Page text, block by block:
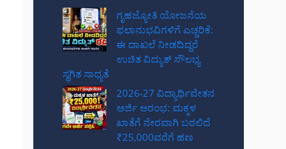
ಗೃಹಜ್ಯೋತಿ ಯೋಜನೆಯ
ಫಲಾನುಭವಿಗಳಿಗೆ ಎಚ್ಚರಿಕೆ:
ಈ ದಾಖಲೆ ನೀಡದಿದ್ದರೆ
ಉಚಿತ ವಿದ್ಯುತ್ ಸೌಲಭ್ಯ
ಸ್ಥಗಿತ ಸಾಧ್ಯತೆ
2026-27 ವಿದ್ಯಾರ್ಥಿವೇತನ
ಅರ್ಜಿ ಆರಂಭ: ಮಕ್ಕಳ
ಖಾತೆಗೆ ನೇರವಾಗಿ ಬರಲಿದೆ
₹25,000ವರೆಗೆ ಹಣ